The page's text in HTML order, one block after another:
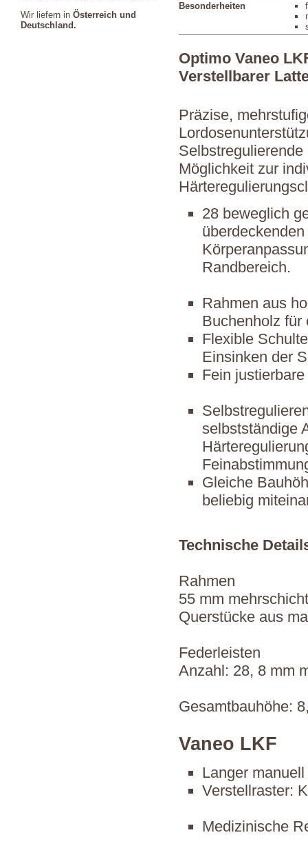
Wir liefern in Österreich und
Deutschland.
Besonderheiten
Optimo Vaneo
Verstellbarer
Präzise,
Möglichkeit zur
28 beweglich
Randbereich.
Rahmen aus
Buchenholz für
Flexible
Einsinken der
Fein
selbstständige
Gleiche
beliebig
Technische
Rahmen
55 mm
Querstücke aus
Federleisten
Anzahl: 28, 8 mm
Gesamtbauhöhe:
Vaneo LKF
Langer
Verstellraster:
Medizinische